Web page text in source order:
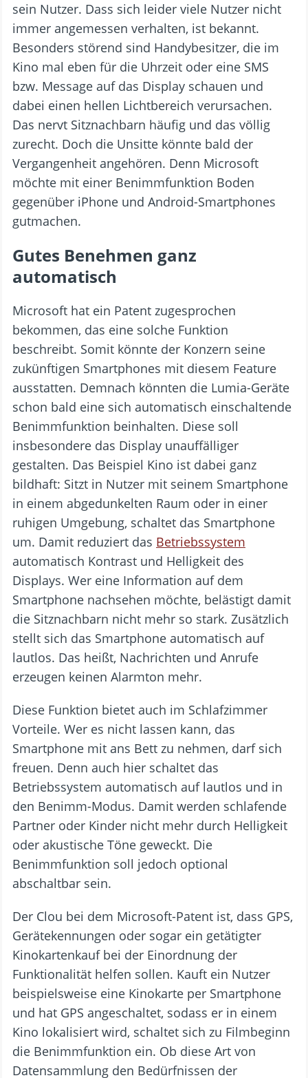
sein Nutzer. Dass sich leider viele Nutzer nicht
immer angemessen verhalten, ist bekannt.
Besonders störend sind Handybesitzer, die im
Kino mal eben für die Uhrzeit oder eine SMS
bzw. Message auf das Display schauen und
dabei einen hellen Lichtbereich verursachen.
Das nervt Sitznachbarn häufig und das völlig
zurecht. Doch die Unsitte könnte bald der
Vergangenheit angehören. Denn Microsoft
möchte mit einer Benimmfunktion Boden
gegenüber iPhone und Android-Smartphones
gutmachen.
Gutes Benehmen ganz
automatisch
Microsoft hat ein Patent zugesprochen
bekommen, das eine solche Funktion
beschreibt. Somit könnte der Konzern seine
zukünftigen Smartphones mit diesem Feature
ausstatten. Demnach könnten die Lumia-Geräte
schon bald eine sich automatisch einschaltende
Benimmfunktion beinhalten. Diese soll
insbesondere das Display unauffälliger
gestalten. Das Beispiel Kino ist dabei ganz
bildhaft: Sitzt in Nutzer mit seinem Smartphone
in einem abgedunkelten Raum oder in einer
ruhigen Umgebung, schaltet das Smartphone
um. Damit reduziert das Betriebssystem
automatisch Kontrast und Helligkeit des
Displays. Wer eine Information auf dem
Smartphone nachsehen möchte, belästigt damit
die Sitznachbarn nicht mehr so stark. Zusätzlich
stellt sich das Smartphone automatisch auf
lautlos. Das heißt, Nachrichten und Anrufe
erzeugen keinen Alarmton mehr.
Diese Funktion bietet auch im Schlafzimmer
Vorteile. Wer es nicht lassen kann, das
Smartphone mit ans Bett zu nehmen, darf sich
freuen. Denn auch hier schaltet das
Betriebssystem automatisch auf lautlos und in
den Benimm-Modus. Damit werden schlafende
Partner oder Kinder nicht mehr durch Helligkeit
oder akustische Töne geweckt. Die
Benimmfunktion soll jedoch optional
abschaltbar sein.
Der Clou bei dem Microsoft-Patent ist, dass GPS,
Gerätekennungen oder sogar ein getätigter
Kinokartenkauf bei der Einordnung der
Funktionalität helfen sollen. Kauft ein Nutzer
beispielsweise eine Kinokarte per Smartphone
und hat GPS angeschaltet, sodass er in einem
Kino lokalisiert wird, schaltet sich zu Filmbeginn
die Benimmfunktion ein. Ob diese Art von
Datensammlung den Bedürfnissen der